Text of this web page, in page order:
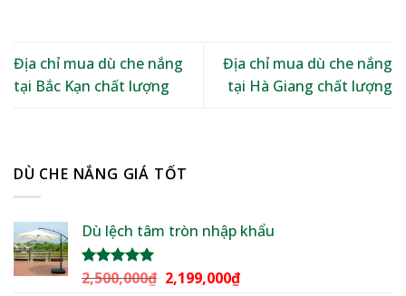
Địa chỉ mua dù che nắng
tại Bắc Kạn chất lượng
Địa chỉ mua dù che nắng
tại Hà Giang chất lượng
DÙ CHE NẮNG GIÁ TỐT
Dù lệch tâm tròn nhập khẩu
Được xếp
2,500,000₫ Giá
2,199,000₫Giá